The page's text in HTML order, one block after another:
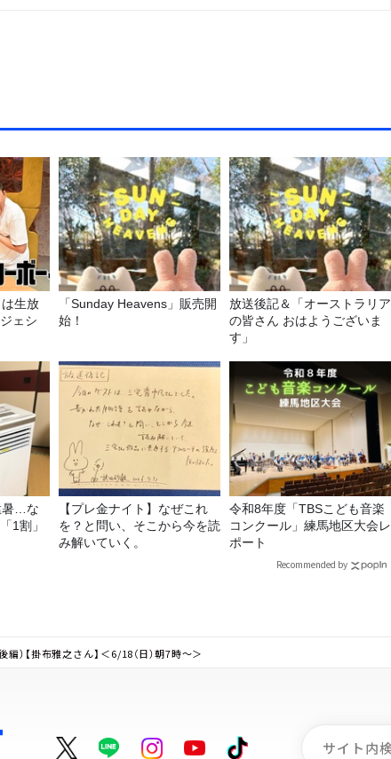
生放
ェシ
「Sunday Heavens」販売開
始！
放送後記＆「オーストラリア
の皆さん おはようございま
す」
暑…な
1割」
【プレ金ナイト】なぜこれ
を？と問い、そこから今を読
み解いていく。
令和8年度「TBSこども音楽
コンクール」練馬地区大会レ
ポート
Recommended by
）【掛布雅之さん】＜6/18（日）朝7時～＞